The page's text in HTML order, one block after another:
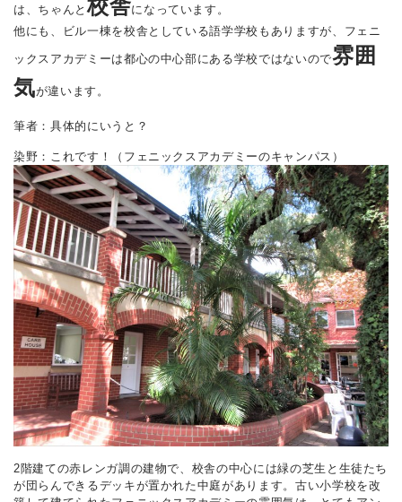
は、ちゃんと校舎になっています。
他にも、ビル一棟を校舎としている語学学校もありますが、フェニ
ックスアカデミーは都心の中心部にある学校ではないので雰囲
気が違います。
筆者：具体的にいうと？
染野：これです！（フェニックスアカデミーのキャンパス）
2階建ての赤レンガ調の建物で、校舎の中心には緑の芝生と生徒たち
が団らんできるデッキが置かれた中庭があります。古い小学校を改